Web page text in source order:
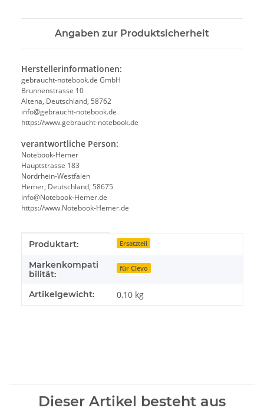
Angaben zur Produktsicherheit
Herstellerinformationen:
gebraucht-notebook.de GmbH
Brunnenstrasse 10
Altena, Deutschland, 58762
info@gebraucht-notebook.de
https://www.gebraucht-notebook.de
verantwortliche Person:
Notebook-Hemer
Hauptstrasse 183
Nordrhein-Westfalen
Hemer, Deutschland, 58675
info@Notebook-Hemer.de
https://www.Notebook-Hemer.de
Produkteigenschaft
Wert
Produktart: Ersatzteil
Markenkompati
bilität:
für Clevo
Artikelgewicht: 0,10 kg
Dieser Artikel besteht aus